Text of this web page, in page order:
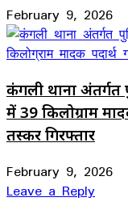
February 9, 2026
कंगली थाना
में 39 किलोग्राम
तस्कर गिरफ्तार
February 9, 2026
Leave a Reply